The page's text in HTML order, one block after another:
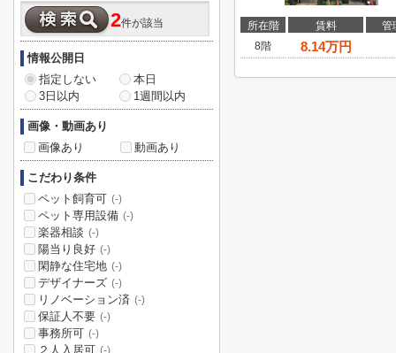
所在階 賃料
管
8階
8.14万円
2件が該当
情報公開日
指定しない
本日
3日以内
1週間以内
画像・動画あり
画像あり
動画あり
こだわり条件
ペット飼育可 (-)
ペット専用設備 (-)
楽器相談 (-)
陽当り良好 (-)
閑静な住宅地 (-)
デザイナーズ (-)
リノベーション済 (-)
保証人不要 (-)
事務所可 (-)
２人入居可 (-)